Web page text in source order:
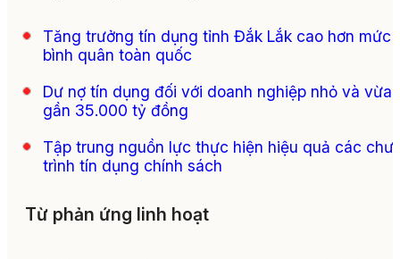
Tăng trưởng tín dụng tỉnh Đắk Lắk cao hơn mức
bình quân toàn quốc
Dư nợ tín dụng đối với doanh nghiệp nhỏ và vừa
gần 35.000 tỷ đồng
Tập trung nguồn lực thực hiện hiệu quả các
trình tín dụng chính sách
Từ phản ứng linh hoạt